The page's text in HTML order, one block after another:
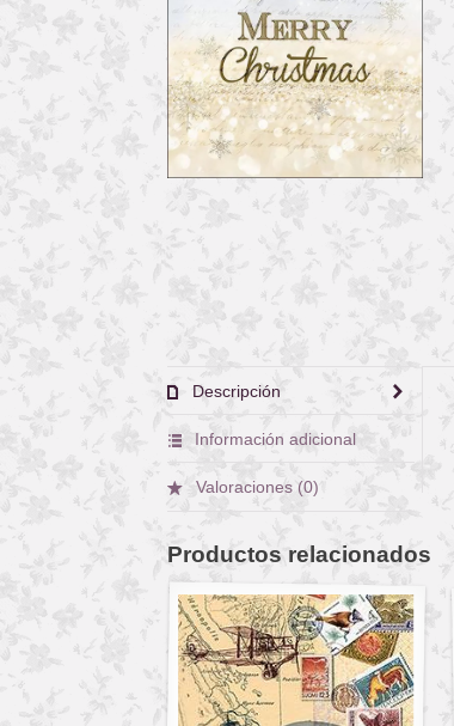
Descripción
Información adicional
Valoraciones (0)
Productos relacionados